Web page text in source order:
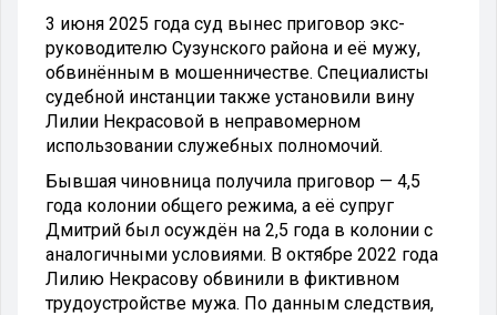
3 июня 2025 года суд вынес приговор экс-
руководителю Сузунского района и её мужу,
обвинённым в мошенничестве. Специалисты
судебной инстанции также установили вину
Лилии Некрасовой в неправомерном
использовании служебных полномочий.
Бывшая чиновница получила приговор — 4,5
года колонии общего режима, а её супруг
Дмитрий был осуждён на 2,5 года в колонии с
аналогичными условиями. В октябре 2022 года
Лилию Некрасову обвинили в фиктивном
трудоустройстве мужа. По данным следствия,